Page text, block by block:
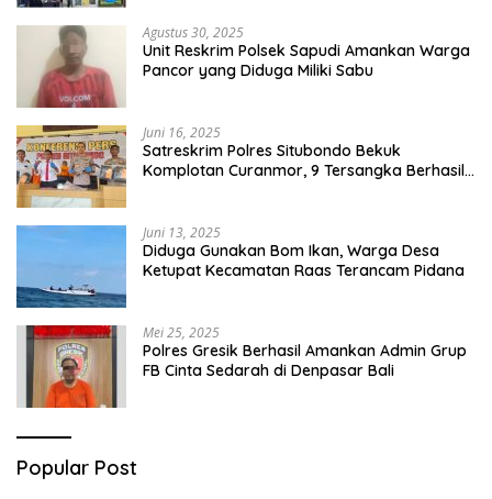
Agustus 30, 2025
Unit Reskrim Polsek Sapudi Amankan Warga
Pancor yang Diduga Miliki Sabu
Juni 16, 2025
Satreskrim Polres Situbondo Bekuk
Komplotan Curanmor, 9 Tersangka Berhasil
Juni 13, 2025
Diduga Gunakan Bom Ikan, Warga Desa
Ketupat Kecamatan Raas Terancam Pidana
Mei 25, 2025
Polres Gresik Berhasil Amankan Admin Grup
FB Cinta Sedarah di Denpasar Bali
Popular Post